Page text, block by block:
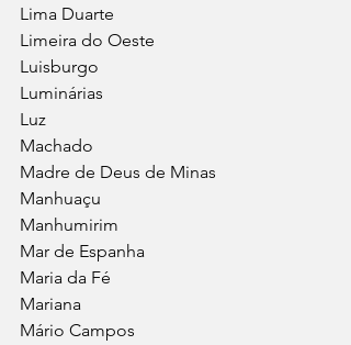
Lima Duarte
Limeira do Oeste
Luisburgo
Luminárias
Luz
Machado
Madre de Deus de Minas
Manhuaçu
Manhumirim
Mar de Espanha
Maria da Fé
Mariana
Mário Campos